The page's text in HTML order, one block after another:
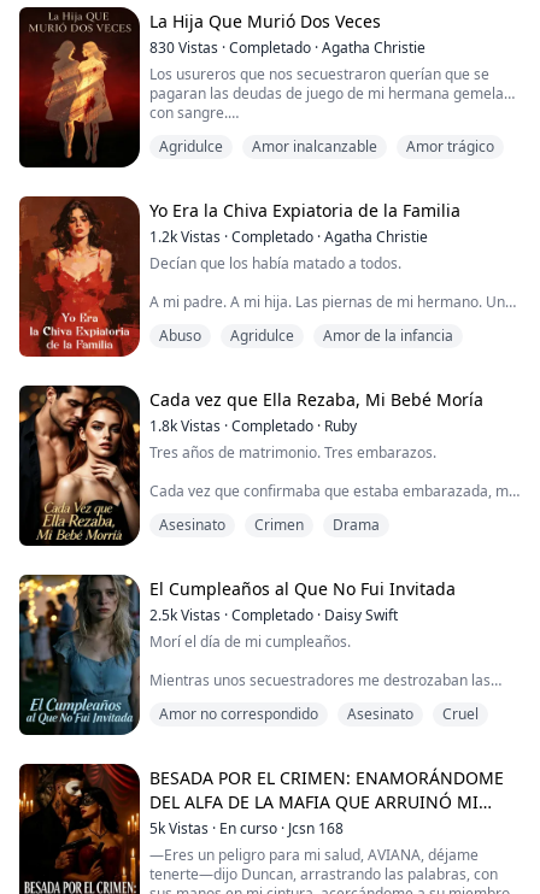
Los secuestradores exigieron un rescate de 500,000
dólares para perdonarle la vida a mi hijo. Fue entonces
cuando descubrí que él ya había vaciado ...
La Hija Que Murió Dos Veces
830Vistas ·Completado ·Agatha Christie
Los usureros que nos secuestraron querían que se
pagaran las deudas de juego de mi hermana gemela…
con sangre.
Cuando mi padre, negociador del FBI, llegó con su
una herida de bala en un sótano, debajo de ahí.
Lo llamé con mi último aliento:
desangrando.
Agridulce Amor inalcanzable Amor trágico
Yo Era la Chiva Expiatoria de la Familia
1.2kVistas ·Completado ·Agatha Christie
Decían que los había matado a todos.
A mi padre. A mi hija. Las piernas de mi hermano. Una
la asesina de la familia.
de la ciudad—, se hundió en el whisky. Yo me hundí en
algo peor.
Tres años en el tubo. Tres años con el dinero de
mi gargant...
Abuso Agridulce Amor de la infancia
Cada vez que Ella Rezaba, Mi Bebé Moría
1.8kVistas ·Completado · Ruby
Tres años de matrimonio. Tres embarazos.
Cada vez que confirmaba que estaba embarazada, mi
mansión.
obligaban a abortar al bebé sano.
La noche después de mi tercer aborto espontáneo,
arrastré mi cuerpo debilitado para seguirla hasta la
En cuanto empujé esa puerta y la abrí, se me hel...
Asesinato Crimen Drama
El Cumpleaños al Que No Fui Invitada
2.5kVistas ·Completado · Daisy Swift
Morí el día de mi cumpleaños.
Mientras unos secuestradores me destrozaban las
estaba organizando una gran fiesta para mi hermana
Llamé a mi padre para pedir ayuda. Se burló y colgó:
—Deja de usar este patético numerito de secuestro
para arruinarle el cumpleaños...
Amor no correspondido Asesinato Cruel
BESADA POR EL CRIMEN: ENAMORÁNDOME
DEL ALFA DE LA MAFIA QUE ARRUINÓ MI
VIDA
5kVistas · En curso · Jcsn 168
—Eres un peligro para mi salud, AVIANA, déjame
tenerte—dijo Duncan, arrastrando las palabras, con